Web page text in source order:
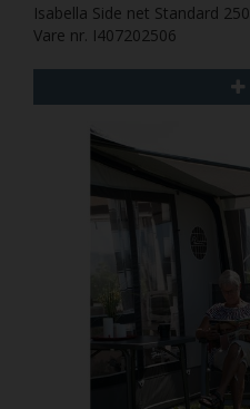
Isabella Side net Standard 250
Vare nr. I407202506